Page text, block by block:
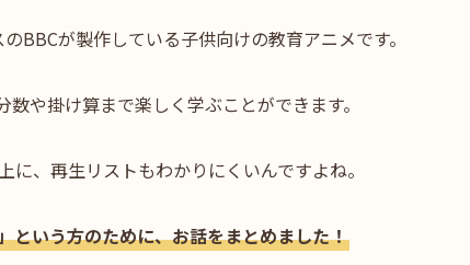
が製作している子供向けの教育アニメです。
や掛け算まで楽しく学ぶことができます。
、再生リストもわかりにくいんですよね。
という方のために、お話をまとめました！